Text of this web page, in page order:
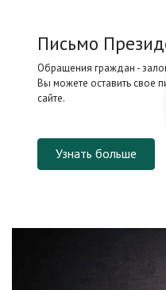
Письмо
Обращения граждан -
Вы можете оставить свое
сайте.
Узнать больше